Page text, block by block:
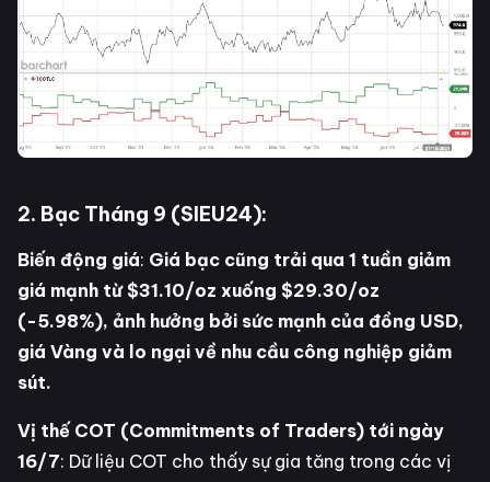
2. Bạc Tháng 9 (SIEU24):
Biến động giá: Giá bạc cũng trải qua 1 tuần giảm
giá mạnh từ $31.10/oz xuống $29.30/oz
(-5.98%), ảnh hưởng bởi sức mạnh của đồng USD,
giá Vàng và lo ngại về nhu cầu công nghiệp giảm
sút.
Vị thế COT (Commitments of Traders) tới ngày
16/7: Dữ liệu COT cho thấy sự gia tăng trong các vị